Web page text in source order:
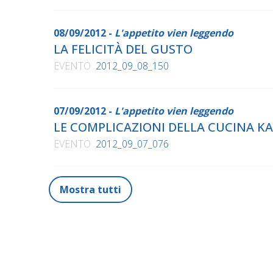
08/09/2012 - L'appetito vien leggendo
LA FELICITÀ DEL GUSTO
EVENTO 2012_09_08_150
07/09/2012 - L'appetito vien leggendo
LE COMPLICAZIONI DELLA CUCINA
EVENTO 2012_09_07_076
Mostra tutti